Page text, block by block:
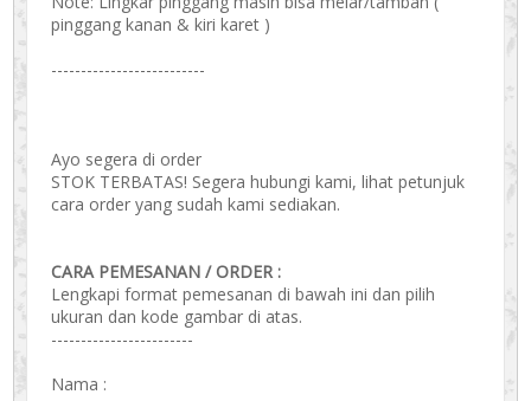
pinggang kanan & kiri karet )
--------------------------
Ayo segera di order
STOK TERBATAS! Segera hubungi kami, lihat petunjuk
cara order yang sudah kami sediakan.
CARA PEMESANAN / ORDER :
Lengkapi format pemesanan di bawah ini dan pilih
ukuran dan kode gambar di atas.
------------------------
Nama :